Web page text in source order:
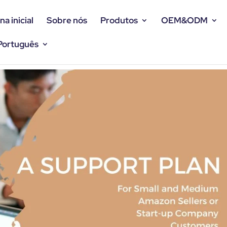
inicial Sobre nós Produtos OEM&ODM